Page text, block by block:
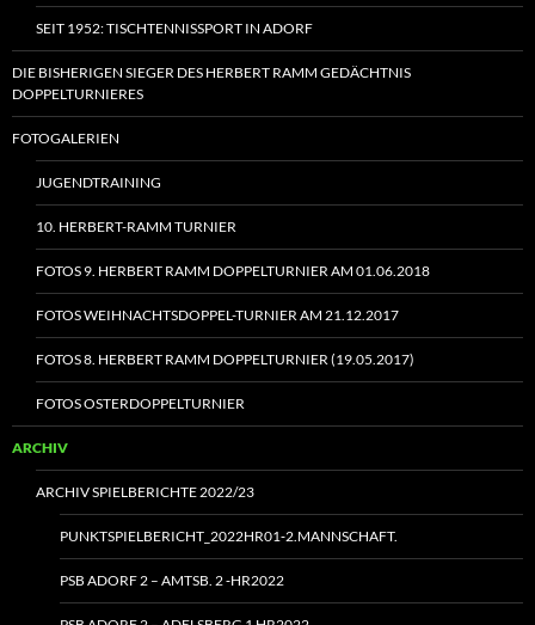
SEIT 1952: TISCHTENNISSPORT IN ADORF
DIE BISHERIGEN SIEGER DES HERBERT RAMM GEDÄCHTNIS
DOPPELTURNIERES
FOTOGALERIEN
JUGENDTRAINING
10. HERBERT-RAMM TURNIER
FOTOS 9. HERBERT RAMM DOPPELTURNIER AM 01.06.2018
FOTOS WEIHNACHTSDOPPEL-TURNIER AM 21.12.2017
FOTOS 8. HERBERT RAMM DOPPELTURNIER (19.05.2017)
FOTOS OSTERDOPPELTURNIER
ARCHIV
ARCHIV SPIELBERICHTE 2022/23
PUNKTSPIELBERICHT_2022HR01‑2.MANNSCHAFT.
PSB ADORF 2 – AMTSB. 2 ‑HR2022